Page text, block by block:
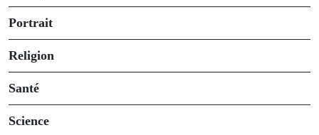
Portrait
Religion
Santé
Science